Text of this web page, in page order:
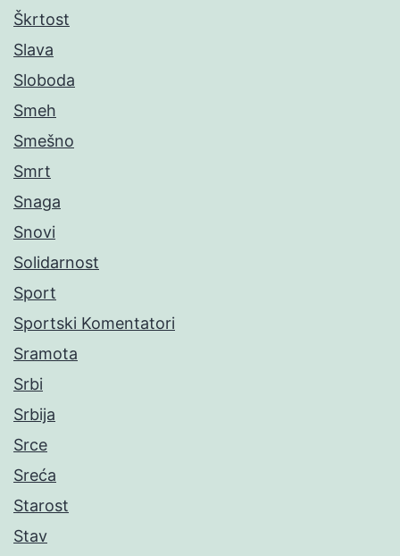
Škrtost
Slava
Sloboda
Smeh
Smešno
Smrt
Snaga
Snovi
Solidarnost
Sport
Sportski Komentatori
Sramota
Srbi
Srbija
Srce
Sreća
Starost
Stav